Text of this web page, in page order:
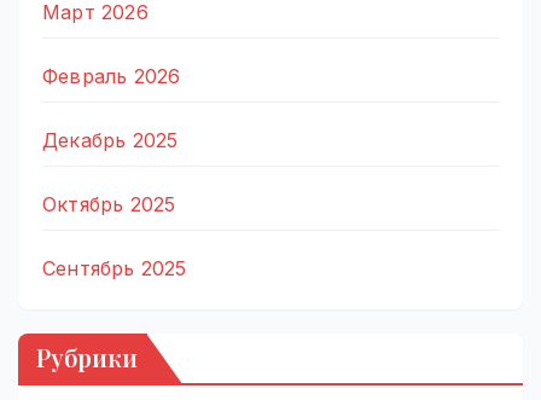
Март 2026
Февраль 2026
Декабрь 2025
Октябрь 2025
Сентябрь 2025
Рубрики